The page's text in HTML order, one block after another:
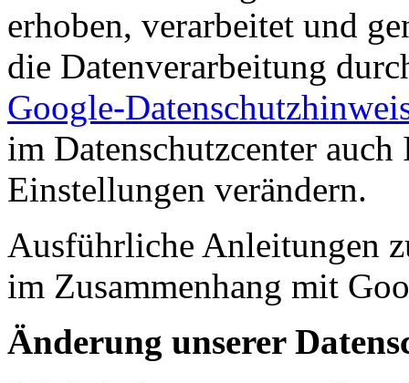
erhoben, verarbeitet und
die Datenverarbeitung
Google-
im Datenschutzcenter
Einstellungen verändern.
Ausführliche Anleitungen
im Zusammenhang mit
Änderung unserer